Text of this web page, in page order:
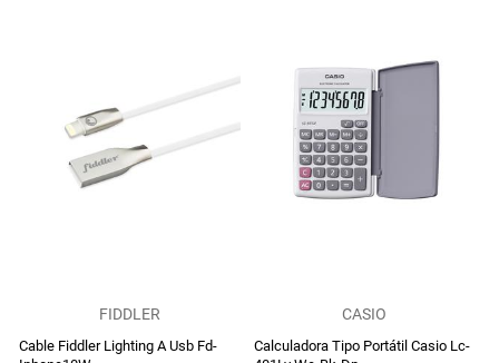
FIDDLER
Cable Fiddler Lighting A Usb Fd-
CASIO
Calculadora Tipo Portátil Casio Lc-